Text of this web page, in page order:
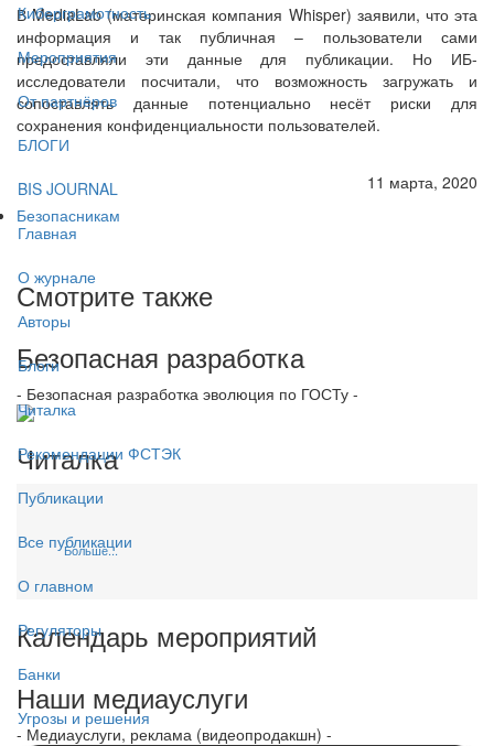
Киберграмотность
Мероприятия
От партнёров
БЛОГИ
BIS JOURNAL
Главная
О журнале
Авторы
Блоги
Читалка
Рекомендации ФСТЭК
Публикации
Все публикации
О главном
Регуляторы
Банки
Угрозы и решения
В MediaLab (материнская компания Whisper) заявили, что эта
информация и так публичная – пользователи сами
предоставляли эти данные для публикации. Но ИБ-
исследователи посчитали, что возможность загружать и
сопоставлять данные потенциально несёт риски для
сохранения конфиденциальности пользователей.
11 марта, 2020
Безопасникам
Смотрите также
Безопасная разработка
- Безопасная разработка эволюция по ГОСТу -
Читалка
Больше...
Календарь мероприятий
Наши медиауслуги
- Медиауслуги, реклама (видеопродакшн) -